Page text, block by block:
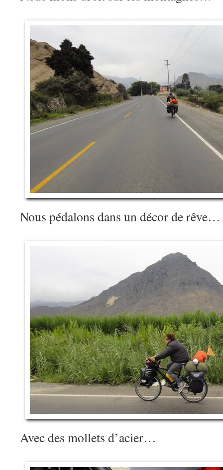
Nous pédalons dans un décor de rêve…
Avec des mollets d’acier…